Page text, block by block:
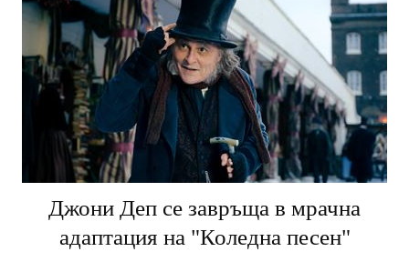
Джони Деп се завръща в мрачна
адаптация на "Коледна песен"